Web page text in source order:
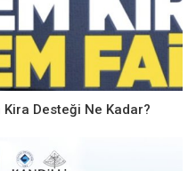
Kira Desteği Ne Kadar?